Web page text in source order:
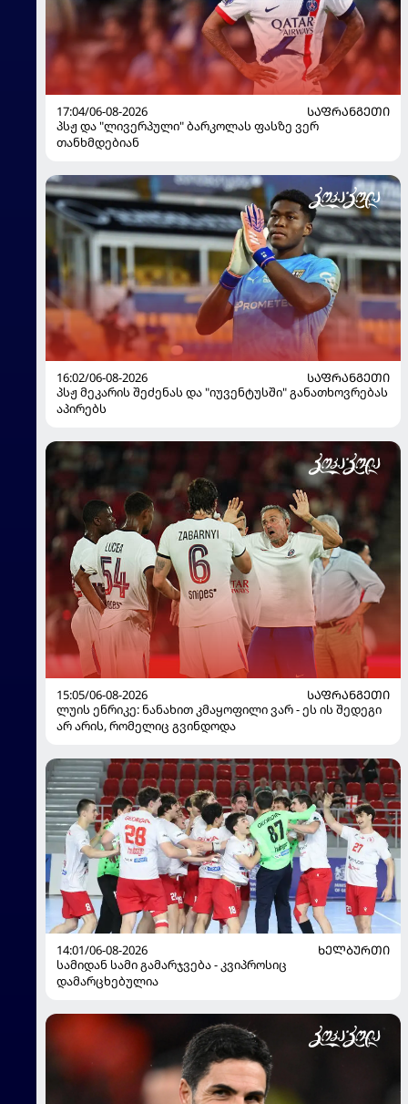
17:04/06-08-2026
ᲡᲐᲤᲠᲐᲜᲒᲔᲗᲘ
პსჟ და "ლივერპული" ბარკოლას ფასზე ვერ
თანხმდებიან
16:02/06-08-2026
ᲡᲐᲤᲠᲐᲜᲒᲔᲗᲘ
პსჟ მეკარის შეძენას და "იუვენტუსში" განათხოვრებას
აპირებს
15:05/06-08-2026
ᲡᲐᲤᲠᲐᲜᲒᲔᲗᲘ
ლუის ენრიკე: ნანახით კმაყოფილი ვარ - ეს ის შედეგი
არ არის, რომელიც გვინდოდა
14:01/06-08-2026
ᲮᲔᲚᲑᲣᲠᲗᲘ
სამიდან სამი გამარჯვება - კვიპროსიც
დამარცხებულია